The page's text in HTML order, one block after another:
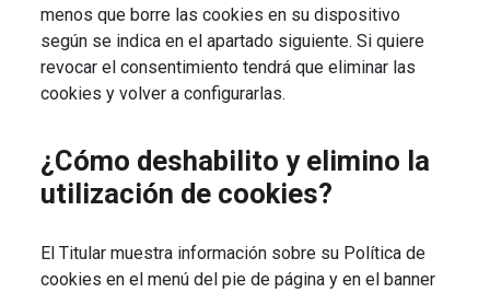
menos que borre las cookies en su dispositivo
según se indica en el apartado siguiente. Si quiere
revocar el consentimiento tendrá que eliminar las
cookies y volver a configurarlas.
¿Cómo deshabilito y elimino la
utilización de cookies?
El Titular muestra información sobre su Política de
cookies en el menú del pie de página y en el banner